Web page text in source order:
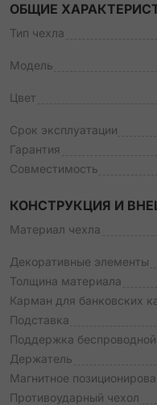
ОБЩИЕ
Тип чехла
Модель
Цвет
Срок эксплуатации
Гарантия
Совместимость
КОНСТРУКЦИЯ И
Материал чехла
Декоративные элементы
Толщина материала
Карман для банковских
Подставка
Поддержка
Держатель
Магнитное
Противоударный чехол